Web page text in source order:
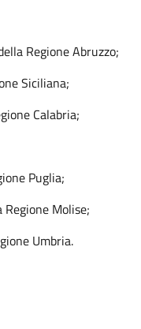
Regione Abruzzo;
Siciliana;
Calabria;
Puglia;
Molise;
Umbria.